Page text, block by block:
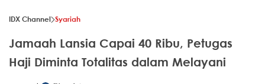
IDX Channel Syariah
Jamaah Lansia Capai 40 Ribu, Petugas
Haji Diminta Totalitas dalam Melayani